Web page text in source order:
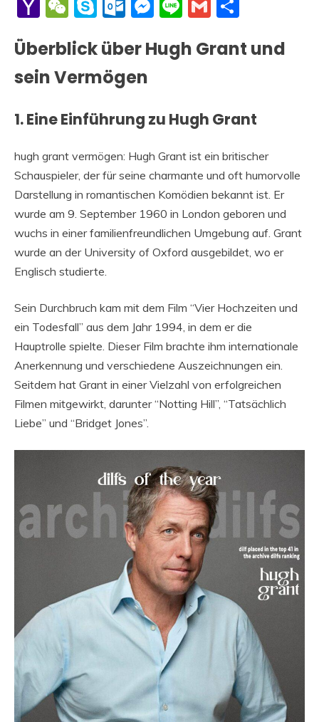
Yahoo
WeChat
SkypeOutlook.com
Messenger
LineGmail
Überblick über Hugh Grant und
sein Vermögen
1. Eine Einführung zu Hugh Grant
hugh grant vermögen: Hugh Grant ist ein britischer
Schauspieler, der für seine charmante und oft humorvolle
Darstellung in romantischen Komödien bekannt ist. Er
wurde am 9. September 1960 in London geboren und
wuchs in einer familienfreundlichen Umgebung auf. Grant
wurde an der University of Oxford ausgebildet, wo er
Englisch studierte.
Sein Durchbruch kam mit dem Film “Vier Hochzeiten und
ein Todesfall” aus dem Jahr 1994, in dem er die
Hauptrolle spielte. Dieser Film brachte ihm internationale
Anerkennung und verschiedene Auszeichnungen ein.
Seitdem hat Grant in einer Vielzahl von erfolgreichen
Filmen mitgewirkt, darunter “Notting Hill”, “Tatsächlich
Liebe” und “Bridget Jones”.